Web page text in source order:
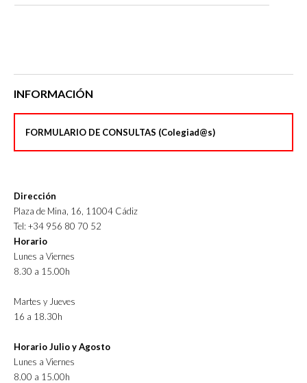
INFORMACIÓN
FORMULARIO DE CONSULTAS (Colegiad@s)
Dirección
Plaza de Mina, 16, 11004 Cádiz
Tel: +34 956 80 70 52
Horario
Lunes a Viernes
8.30 a 15.00h
Martes y Jueves
16 a 18.30h
Horario Julio y Agosto
Lunes a Viernes
8.00 a 15.00h